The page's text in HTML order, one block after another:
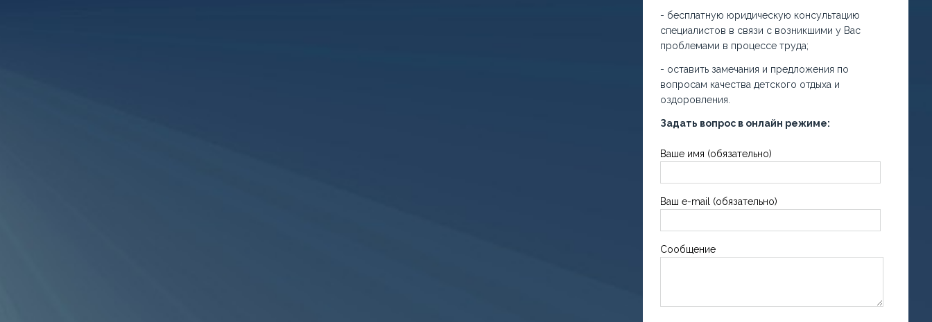
- бесплатную юридическую консультацию
специалистов в связи с возникшими у Вас
проблемами в процессе труда;
- оставить замечания и предложения по
вопросам качества детского отдыха и
оздоровления.
Задать вопрос в онлайн режиме:
Ваше имя (обязательно)
Ваш e-mail (обязательно)
Сообщение